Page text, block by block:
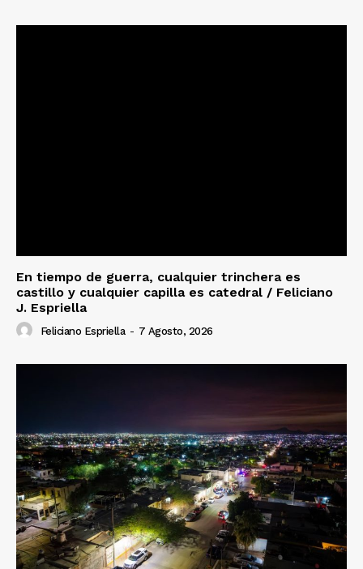
En tiempo de guerra, cualquier trinchera es
castillo y cualquier capilla es catedral / Feliciano
J. Espriella
Feliciano Espriella - 7 Agosto, 2026